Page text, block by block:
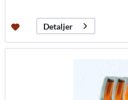
Detaljer